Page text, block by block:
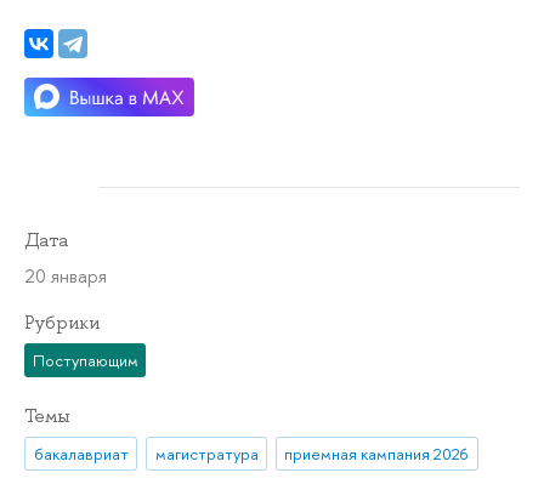
Дата
20 января
Рубрики
Поступающим
Темы
бакалавриат магистратура приемная кампания 2026